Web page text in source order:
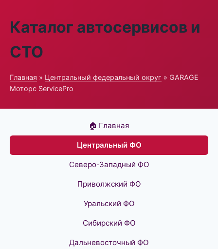
Каталог автосервисов и
СТО
Главная » Центральный федеральный округ » GARAGE
Моторс ServicePro
🏠 Главная
Центральный ФО
Северо-Западный ФО
Приволжский ФО
Уральский ФО
Сибирский ФО
Дальневосточный ФО